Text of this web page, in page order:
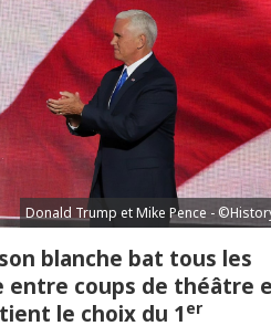
Donald Trump et Mike Pence -
blanche bat tous les
coups de théâtre
le choix du 1 er